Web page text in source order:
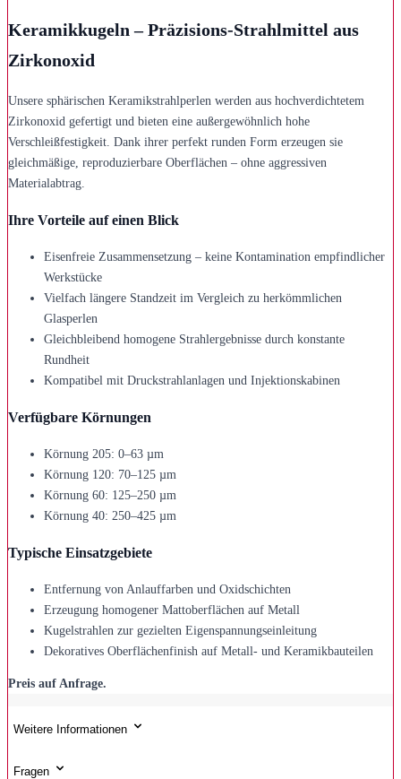
Keramikkugeln – Präzisions-Strahlmittel aus
Zirkonoxid
Unsere sphärischen Keramikstrahlperlen werden aus hochverdichtetem
Zirkonoxid gefertigt und bieten eine außergewöhnlich hohe
Verschleißfestigkeit. Dank ihrer perfekt runden Form erzeugen sie
gleichmäßige, reproduzierbare Oberflächen – ohne aggressiven
Materialabtrag.
Ihre Vorteile auf einen Blick
Eisenfreie Zusammensetzung – keine Kontamination empfindlicher
Werkstücke
Vielfach längere Standzeit im Vergleich zu herkömmlichen
Glasperlen
Gleichbleibend homogene Strahlergebnisse durch konstante
Rundheit
Kompatibel mit Druckstrahlanlagen und Injektionskabinen
Verfügbare Körnungen
Körnung 205: 0–63 µm
Körnung 120: 70–125 µm
Körnung 60: 125–250 µm
Körnung 40: 250–425 µm
Typische Einsatzgebiete
Entfernung von Anlauffarben und Oxidschichten
Erzeugung homogener Mattoberflächen auf Metall
Kugelstrahlen zur gezielten Eigenspannungseinleitung
Dekoratives Oberflächenfinish auf Metall- und Keramikbauteilen
Preis auf Anfrage.
Weitere Informationen
Fragen